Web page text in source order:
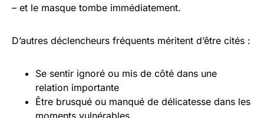
– et le masque tombe immédiatement.
D’autres déclencheurs fréquents méritent d’être cités :
Se sentir ignoré ou mis de côté dans une
relation importante
Être brusqué ou manqué de délicatesse dans les
moments vulnérables